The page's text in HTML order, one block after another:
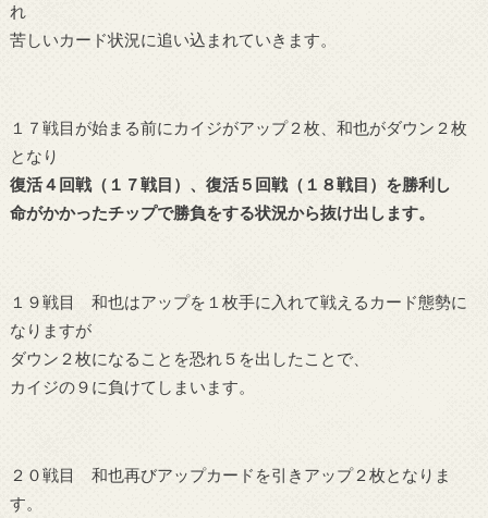
れ
苦しいカード状況に追い込まれていきます。
１７戦目が始まる前にカイジがアップ２枚、和也がダウン２枚
となり
復活４回戦（１７戦目）、復活５回戦（１８戦目）を勝利し
命がかかったチップで勝負をする状況から抜け出します。
１９戦目 和也はアップを１枚手に入れて戦えるカード態勢に
なりますが
ダウン２枚になることを恐れ５を出したことで、
カイジの９に負けてしまいます。
２０戦目 和也再びアップカードを引きアップ２枚となりま
す。